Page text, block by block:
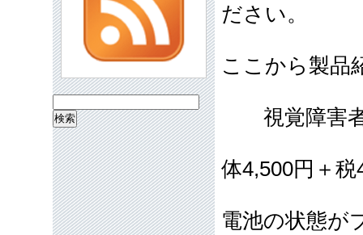
ださい。
ここから製品
視覚障害者
体4,500円＋税
電池の状態が
索: